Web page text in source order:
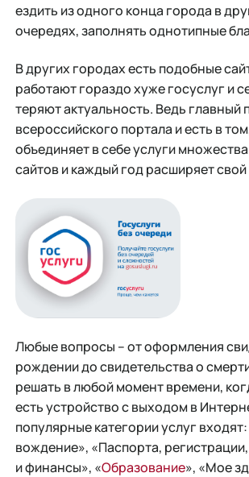
ездить из одного конца города в
очередях, заполнять однотипные
В других городах есть подобные
работают гораздо хуже госуслуг и
теряют актуальность. Ведь главный
всероссийского портала и есть в
объединяет в себе услуги
сайтов и каждый год расширяет свой
Любые вопросы – от оформления
рождении до свидетельства о
решать в любой момент времени,
есть устройство с выходом в
популярные категории услуг
вождение», «Паспорта,
и финансы», «Образование», «Мое